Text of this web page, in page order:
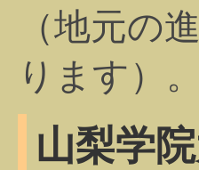
（地元の
ります）。
山梨学